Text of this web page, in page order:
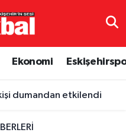
Ekonomi
dumandan etkilendi